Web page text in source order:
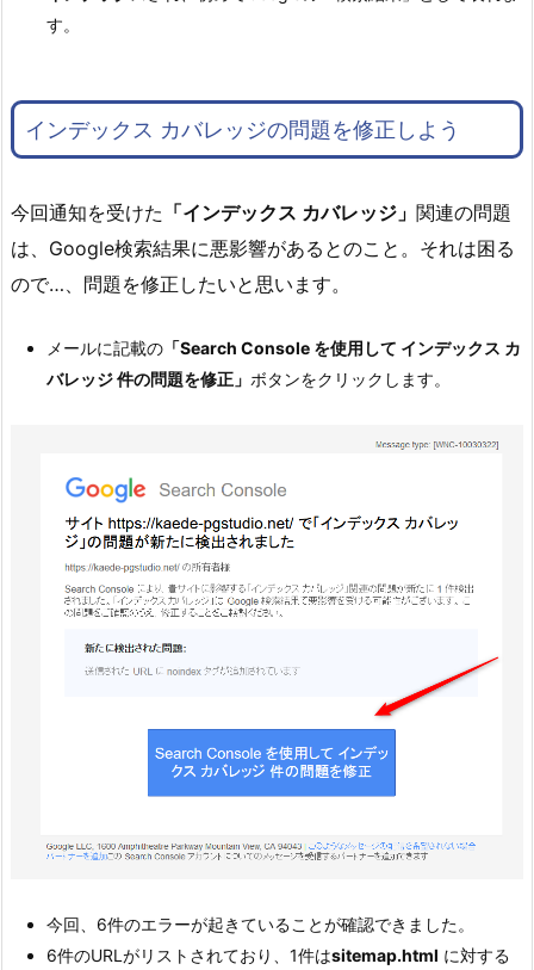
す。
インデックス カバレッジの問題を修正しよう
今回通知を受けた 「インデックス カバレッジ」 関連の問題
は、Google検索結果に悪影響があるとのこと。それは困る
ので…、問題を修正したいと思います。
メールに記載の 「Search Console を使用して インデックス カ
バレッジ 件の問題を修正」 ボタンをクリックします。
今回、6件のエラーが起きていることが確認できました。
6件のURLがリストされており、1件はsitemap.html に対する